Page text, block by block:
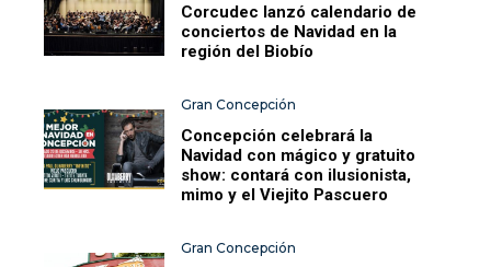
Corcudec lanzó calendario de
conciertos de Navidad en la
región del Biobío
Gran Concepción
Concepción celebrará la
Navidad con mágico y gratuito
show: contará con ilusionista,
mimo y el Viejito Pascuero
Gran Concepción